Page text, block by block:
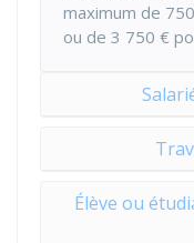
maximum de
ou de 3 750 €
Élève ou